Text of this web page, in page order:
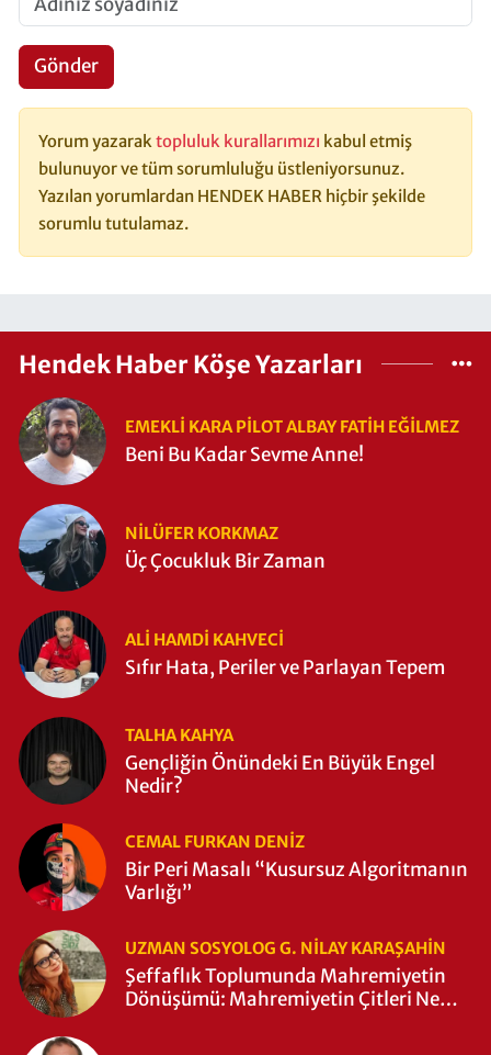
Gönder
Yorum yazarak topluluk kurallarımızı kabul etmiş
bulunuyor ve tüm sorumluluğu üstleniyorsunuz.
Yazılan yorumlardan HENDEK HABER hiçbir şekilde
sorumlu tutulamaz.
Hendek Haber Köşe Yazarları
EMEKLI KARA PILOT ALBAY FATIH EĞİLMEZ
Beni Bu Kadar Sevme Anne!
NILÜFER KORKMAZ
Üç Çocukluk Bir Zaman
ALI HAMDI KAHVECİ
Sıfır Hata, Periler ve Parlayan Tepem
TALHA KAHYA
Gençliğin Önündeki En Büyük Engel
Nedir?
CEMAL FURKAN DENİZ
Bir Peri Masalı “Kusursuz Algoritmanın
Varlığı”
UZMAN SOSYOLOG G. NILAY KARAŞAHİN
Şeffaflık Toplumunda Mahremiyetin
Dönüşümü: Mahremiyetin Çitleri Ne